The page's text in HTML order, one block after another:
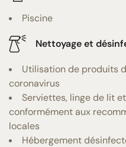
Piscine
Nettoyage et
Utilisation de produits
coronavirus
Serviettes, linge de lit
conformément aux
locales
Hébergement